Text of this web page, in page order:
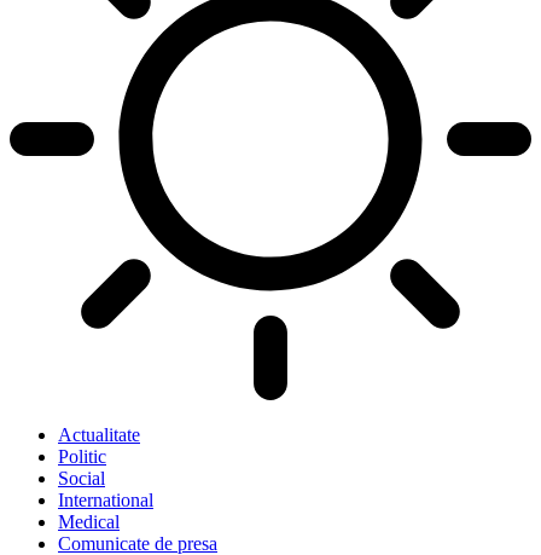
Actualitate
Politic
Social
International
Medical
Comunicate de presa